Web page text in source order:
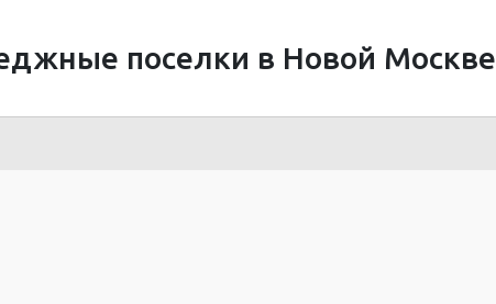
поселки в Новой Москве